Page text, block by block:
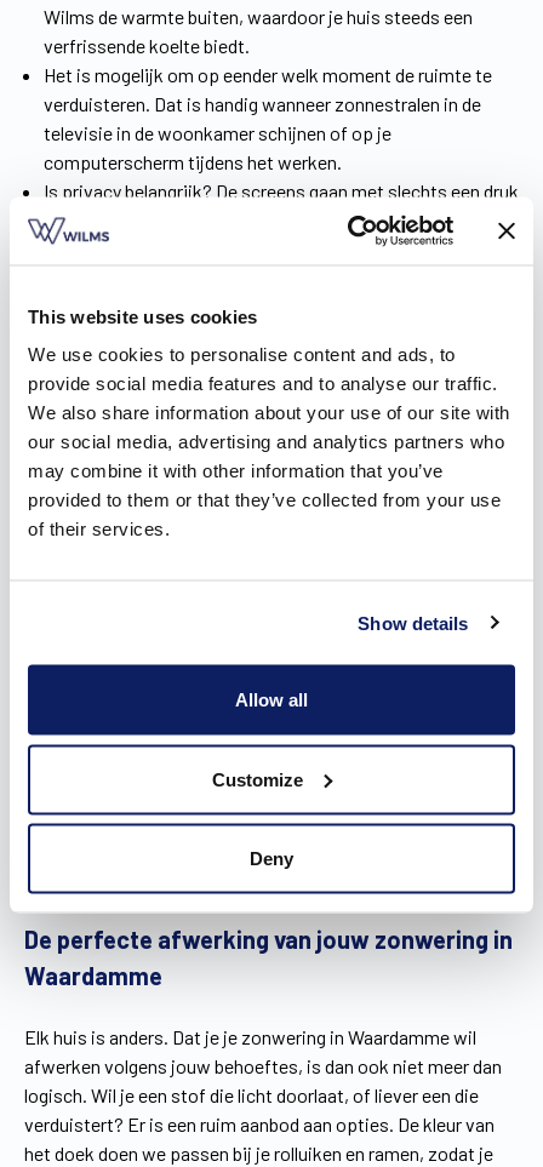
This website uses cookies
We use cookies to personalise content and ads, to
provide social media features and to analyse our traffic.
We also share information about your use of our site with
our social media, advertising and analytics partners who
may combine it with other information that you’ve
provided to them or that they’ve collected from your use
of their services.
Show details
Allow all
Customize
Deny
Wilms de warmte buiten, waardoor je huis steeds een
verfrissende koelte biedt.
Het is mogelijk om op eender welk moment de ruimte te
verduisteren. Dat is handig wanneer zonnestralen in de
televisie in de woonkamer schijnen of op je
computerscherm tijdens het werken.
Is privacy belangrijk? De screens gaan met slechts een druk
op de knop naar beneden, waardoor jij je woning makkelijk
van de buitenwereld afsluit.
aansturing. Je kiest tussen een bekabeling met een
app.
Hinderlijke beestjes komen er niet in, aangezien onze
screens insectenwerend zijn.
Download deinspiratiebrochureen ontdek zelf alle
voordelen!
De perfecte afwerking van jouw zonwering in
Waardamme
Elk huis is anders. Dat je je zonwering in Waardamme wil
afwerken volgens jouw behoeftes, is dan ook niet meer dan
logisch. Wil je een stof die licht doorlaat, of liever een die
verduistert? Er is een ruim aanbod aan opties. De kleur van
het doek doen we passen bij je rolluiken en ramen, zodat je